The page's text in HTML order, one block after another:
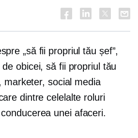
„să fii propriul tău șef”,
obicei, să fii propriul tău
marketer, social media
dintre celelalte roluri
unei afaceri.